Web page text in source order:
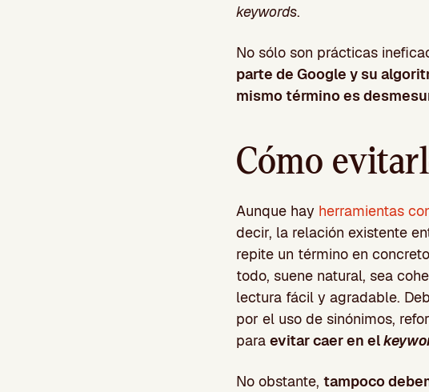
keywords.
No sólo son prácticas
parte de Google y su
mismo término es
Cómo
Aunque hay herramientas
decir, la relación existente
repite un término en
todo, suene natural, sea
lectura fácil y agradable.
por el uso de sinónimos,
para evitar caer en el
No obstante, tampoco